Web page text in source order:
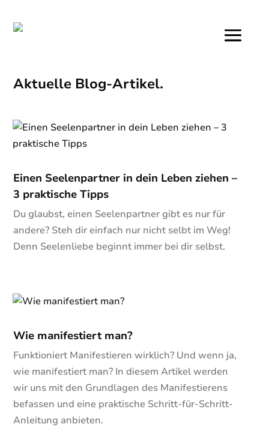
Aktuelle Blog-Artikel.
Einen Seelenpartner in dein Leben ziehen –
3 praktische Tipps
Du glaubst, einen Seelenpartner gibt es nur für
andere? Steh dir einfach nur nicht selbt im Weg!
Denn Seelenliebe beginnt immer bei dir selbst.
Wie manifestiert man?
Funktioniert Manifestieren wirklich? Und wenn ja,
wie manifestiert man? In diesem Artikel werden
wir uns mit den Grundlagen des Manifestierens
befassen und eine praktische Schritt-für-Schritt-
Anleitung anbieten.